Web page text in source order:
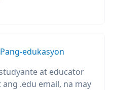
edukasyon
at educator
.edu email, na may